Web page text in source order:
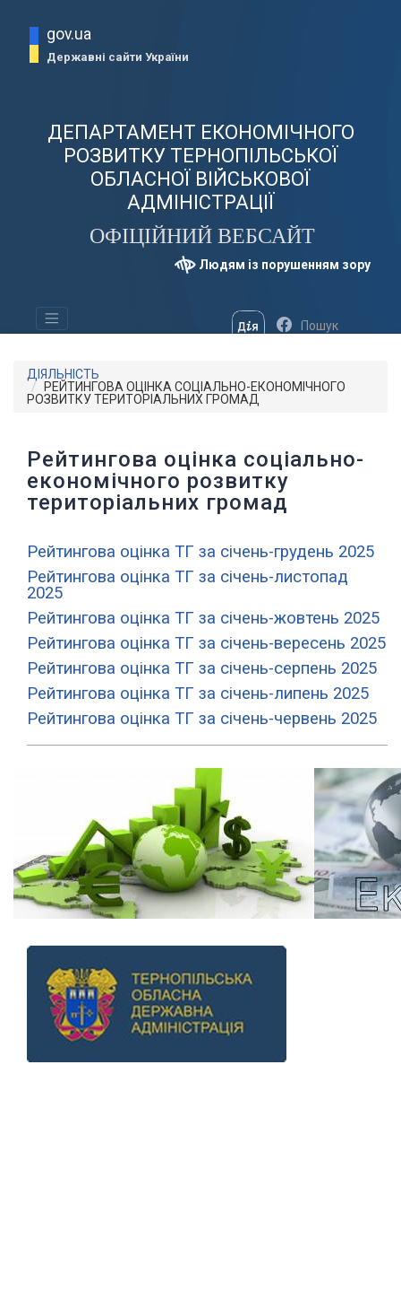
gov.ua
Державні сайти України
ДЕПАРТАМЕНТ ЕКОНОМІЧНОГО
РОЗВИТКУ ТЕРНОПІЛЬСЬКОЇ
ОБЛАСНОЇ ВІЙСЬКОВОЇ
АДМІНІСТРАЦІЇ
ОФІЦІЙНИЙ ВЕБСАЙТ
Людям із порушенням зору
ДІЯЛЬНІСТЬ
РЕЙТИНГОВА ОЦІНКА СОЦІАЛЬНО-ЕКОНОМІЧНОГО
РОЗВИТКУ ТЕРИТОРІАЛЬНИХ ГРОМАД
Рейтингова оцінка соціально-
економічного розвитку
територіальних громад
Рейтингова оцінка ТГ за січень-грудень 2025
Рейтингова оцінка ТГ за січень-листопад
2025
Рейтингова оцінка ТГ за січень-жовтень 2025
Рейтингова оцінка ТГ за січень-вересень 2025
Рейтингова оцінка ТГ за січень-серпень 2025
Рейтингова оцінка ТГ за січень-липень 2025
Рейтингова оцінка ТГ за січень-червень 2025
Previous